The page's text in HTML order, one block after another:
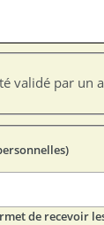
validé par un
de recevoir